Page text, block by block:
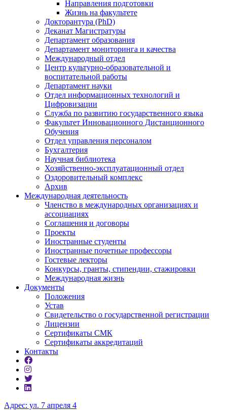
Направления подготовки
Жизнь на факультете
Докторантура (PhD)
Деканат Магистратуры
Департамент образования
Департамент мониторинга и качества
Международный отдел
Центр культурно-образовательной и
воспитательной работы
Департамент науки
Отдел информационных технологий и
Цифровизации
Служба по развитию государственного языка
Факультет Инновационного Дистанционного
Обучения
Отдел управления персоналом
Бухгалтерия
Научная библиотека
Хозяйственно-эксплуатационный отдел
Оздоровительный комплекс
Архив
Международная деятельность
Членство в международных организациях и
ассоциациях
Соглашения и договоры
Проекты
Иностранные студенты
Иностранные почетные профессоры
Гостевые лекторы
Конкурсы, гранты, стипендии, стажировки
Международная жизнь
Документы
Положения
Устав
Свидетельство о государственной регистрации
Лицензии
Сертификаты СМК
Сертификаты аккредитаций
Контакты
Адрес: ул. 7 апреля 4